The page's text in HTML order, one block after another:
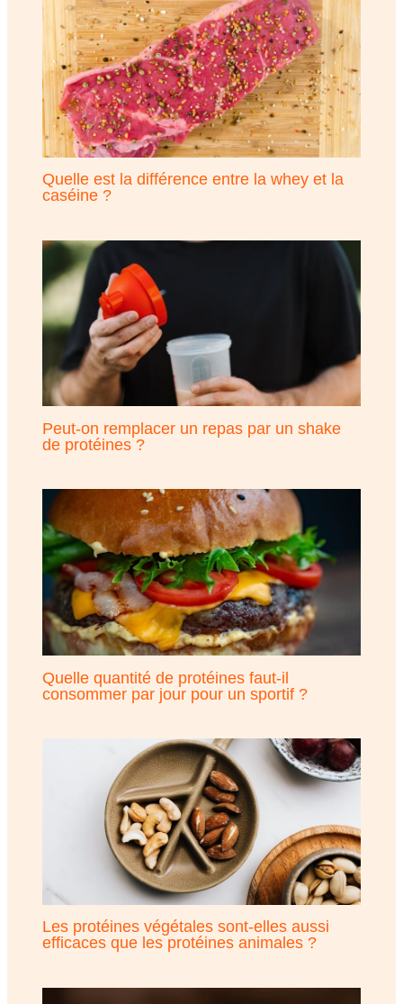
Quelle est la différence entre la whey et la
caséine ?
Peut-on remplacer un repas par un shake
de protéines ?
Quelle quantité de protéines faut-il
consommer par jour pour un sportif ?
Les protéines végétales sont-elles aussi
efficaces que les protéines animales ?